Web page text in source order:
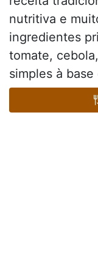
nutritiva e
ingredientes
tomate,
simples à